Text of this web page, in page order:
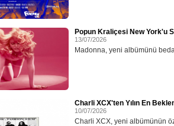
Popun Kraliçesi New York'u
13/07/2026
Madonna, yeni albümünü
Charli XCX'ten Yılın En
10/07/2026
Charli XCX, yeni albümünün